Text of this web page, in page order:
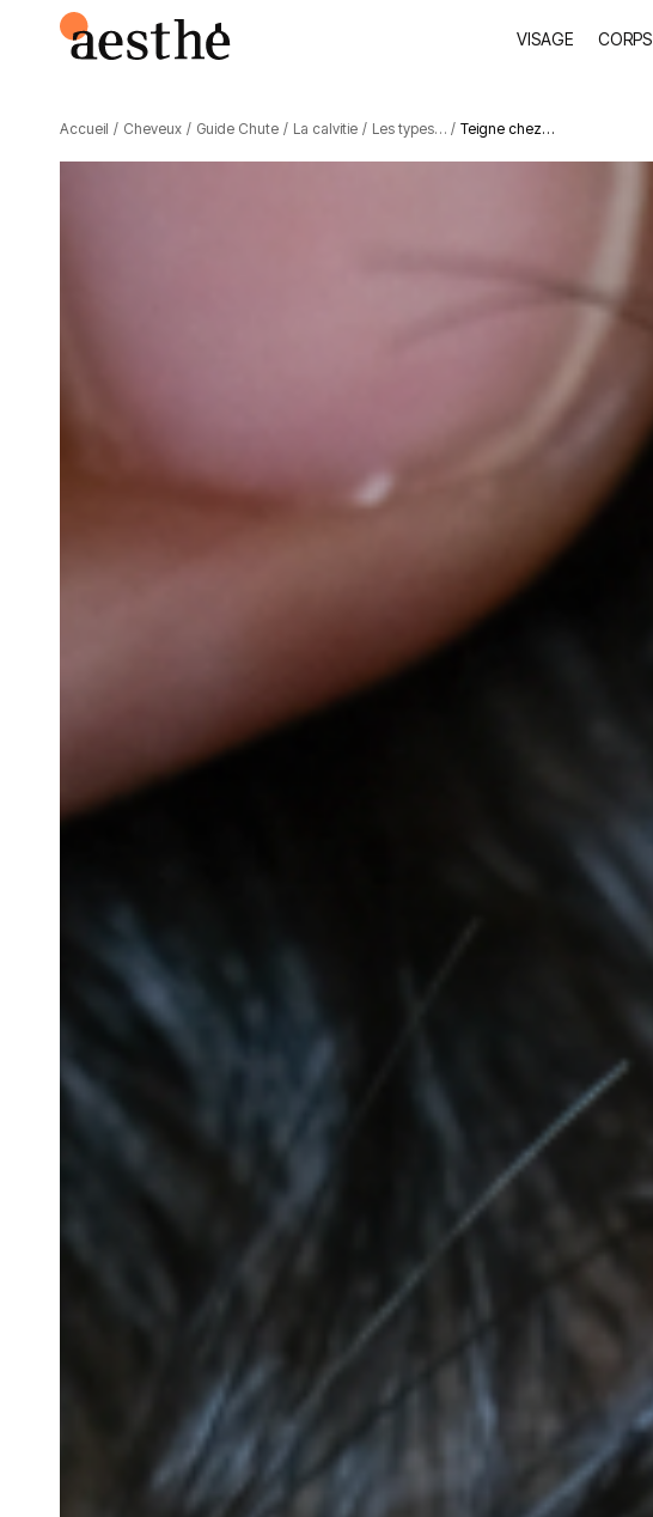
VISAGE CORPS
Accueil / Cheveux / Guide Chute / La calvitie / Les types… / Teigne chez…